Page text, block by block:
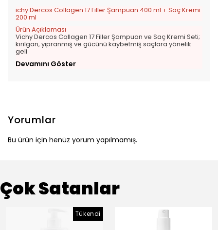
ichy Dercos Collagen 17 Filler Şampuan 400 ml + Saç Kremi
200 ml
Ürün Açıklaması
Vichy Dercos Collagen 17 Filler Şampuan ve Saç Kremi Seti;
kırılgan, yıpranmış ve gücünü kaybetmiş saçlara yönelik
geli
Devamını Göster
Yorumlar
Bu ürün için henüz yorum yapılmamış.
Çok Satanlar
Tükendi